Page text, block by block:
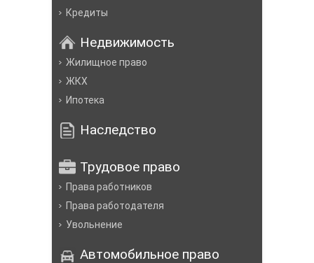
Кредиты
Недвижимость
Жилищное право
ЖКХ
Ипотека
Наследство
Трудовое право
Права работников
Права работодателя
Увольнение
Автомобильное право